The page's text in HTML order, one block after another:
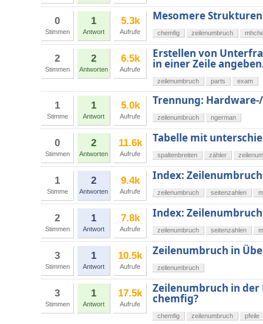
0
Stimmen
1
Antwort
5.3k
Aufrufe
Mesomere
chemfig zeilenumbruch
2
Stimmen
2
Antworten
6.5k
Aufrufe
Erstellen von
in einer Zeile
zeilenumbruch parts exam
1
Stimme
1
Antwort
5.0k
Aufrufe
Trennung:
zeilenumbruch ngerman
0
Stimmen
2
Antworten
11.6k
Aufrufe
Tabelle mit
spaltenbreiten zähler
1
Stimme
2
Antworten
9.4k
Aufrufe
Index:
zeilenumbruch seitenzahlen
2
Stimmen
1
Antwort
7.8k
Aufrufe
Index:
zeilenumbruch seitenzahlen
3
Stimmen
1
Antwort
10.5k
Aufrufe
Zeilenumbruch in
zeilenumbruch
3
Stimmen
1
Antwort
17.5k
Aufrufe
Zeilenumbruch in
chemfig?
chemfig zeilenumbruch pfeile